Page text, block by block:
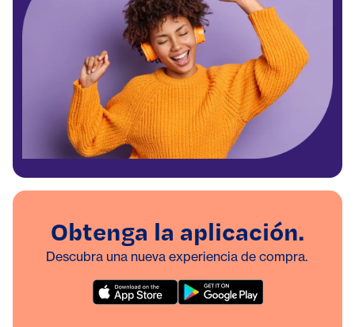
Obtenga la aplicación.
Descubra una nueva experiencia de compra.